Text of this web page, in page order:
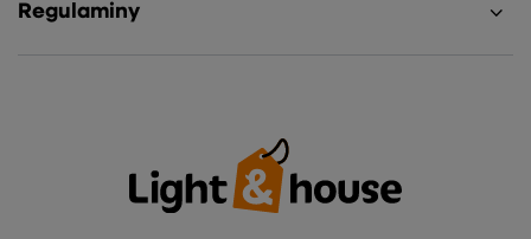
Regulaminy